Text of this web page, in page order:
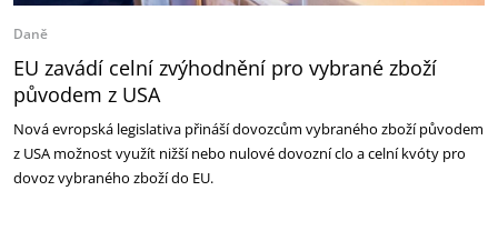
Daně
EU zavádí celní zvýhodnění pro vybrané zboží
původem z USA
Nová evropská legislativa přináší dovozcům vybraného zboží původem
z USA možnost využít nižší nebo nulové dovozní clo a celní kvóty pro
dovoz vybraného zboží do EU.